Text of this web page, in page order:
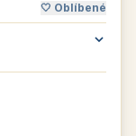
🤍 Oblíbené